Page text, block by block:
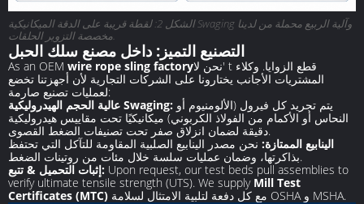
الشكل 2: لقطة قريبة على الدقة الميكانيكية Swaging وآلية الربيع محملة من لدينا
مخصصة التزوير الحلقات.
التصنيع التميز: داخل مصنع سلك الحبل
As an OEM wire rope sling factoryنحن لا' t قطع الزوايا. وكلاء
المشتريات الأجانب يختارونا على الشركات التجارية لأن أجهزتنا تخضع
لعمليات تصنيع صارمة:
عالية الحجم الهيدروليكية Swaging:
النحاس أو الأكمام من الفولاذ الكربوني) ميكانيكيًا تحت مقاييس هيدروليكية
دقيقة لضمان انزلاق صفر تحت تصنيفات الضغط القصوى.
الينابيع الممتازة: نحن مصدر الينابيع الصلبية المقاومة للتآكل التي تحتفظ
بذاكرتها، وضمان عمليات سلسة خلال مئات من روتينات الضغط.
إثبات التحميل & تتبع: Upon request, our test beds pull assemblies to
verify ultimate tensile strength (UTS). We supply Mill Test
Certificates (MTC)
مع كل دفعة لتلبية الامتثال لسلامة OSHA و MSHA.